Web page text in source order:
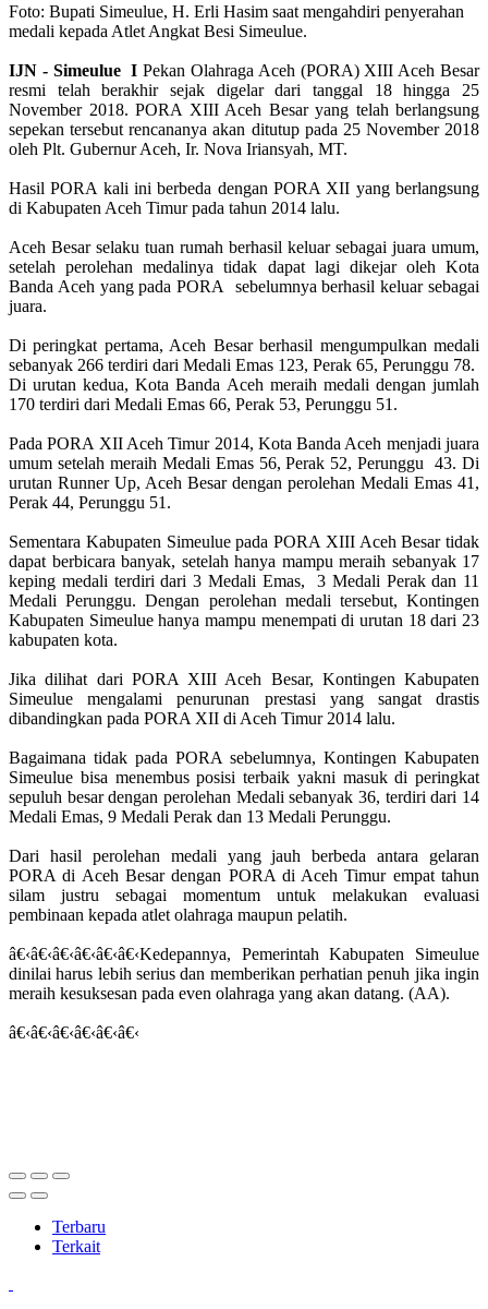
Foto: Bupati Simeulue, H. Erli Hasim saat mengahdiri penyerahan
medali kepada Atlet Angkat Besi Simeulue.
IJN - Simeulue I Pekan Olahraga Aceh (PORA) XIII Aceh Besar
resmi telah berakhir sejak digelar dari tanggal 18 hingga 25
November 2018. PORA XIII Aceh Besar yang telah berlangsung
sepekan tersebut rencananya akan ditutup pada 25 November 2018
oleh Plt. Gubernur Aceh, Ir. Nova Iriansyah, MT.
Hasil PORA kali ini berbeda dengan PORA XII yang berlangsung
di Kabupaten Aceh Timur pada tahun 2014 lalu.
Aceh Besar selaku tuan rumah berhasil keluar sebagai juara umum,
setelah perolehan medalinya tidak dapat lagi dikejar oleh Kota
Banda Aceh yang pada PORA sebelumnya berhasil keluar sebagai
juara.
Di peringkat pertama, Aceh Besar berhasil mengumpulkan medali
sebanyak 266 terdiri dari Medali Emas 123, Perak 65, Perunggu 78.
Di urutan kedua, Kota Banda Aceh meraih medali dengan jumlah
170 terdiri dari Medali Emas 66, Perak 53, Perunggu 51.
Pada PORA XII Aceh Timur 2014, Kota Banda Aceh menjadi juara
umum setelah meraih Medali Emas 56, Perak 52, Perunggu 43. Di
urutan Runner Up, Aceh Besar dengan perolehan Medali Emas 41,
Perak 44, Perunggu 51.
Sementara Kabupaten Simeulue pada PORA XIII Aceh Besar tidak
dapat berbicara banyak, setelah hanya mampu meraih sebanyak 17
keping medali terdiri dari 3 Medali Emas, 3 Medali Perak dan 11
Medali Perunggu. Dengan perolehan medali tersebut, Kontingen
Kabupaten Simeulue hanya mampu menempati di urutan 18 dari 23
kabupaten kota.
Jika dilihat dari PORA XIII Aceh Besar, Kontingen Kabupaten
Simeulue mengalami penurunan prestasi yang sangat drastis
dibandingkan pada PORA XII di Aceh Timur 2014 lalu.
Bagaimana tidak pada PORA sebelumnya, Kontingen Kabupaten
Simeulue bisa menembus posisi terbaik yakni masuk di peringkat
sepuluh besar dengan perolehan Medali sebanyak 36, terdiri dari 14
Medali Emas, 9 Medali Perak dan 13 Medali Perunggu.
Dari hasil perolehan medali yang jauh berbeda antara gelaran
PORA di Aceh Besar dengan PORA di Aceh Timur empat tahun
silam justru sebagai momentum untuk melakukan evaluasi
pembinaan kepada atlet olahraga maupun pelatih.
â€‹â€‹â€‹â€‹â€‹â€‹Kedepannya, Pemerintah Kabupaten Simeulue
dinilai harus lebih serius dan memberikan perhatian penuh jika ingin
meraih kesuksesan pada even olahraga yang akan datang. (AA).
â€‹â€‹â€‹â€‹â€‹â€‹
Terbaru
Terkait